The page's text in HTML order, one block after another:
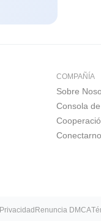
COMPAÑÍA
Sobre
Consola
Renuncia DMCA